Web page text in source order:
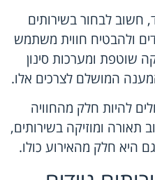
חשוב לבחור בשירותים
ולהבטיח חווית משתמש
שוטפת ומערכות סינון
המושלם לצרכים אלו.
להיות חלק מהחוויה
תאורה ומוזיקה בשירותים,
היא חלק מהאירוע כולו.